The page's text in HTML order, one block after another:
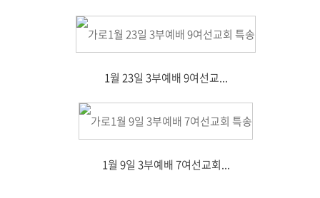
1월 23일 3부예배 9여선교...
1월 9일 3부예배 7여선교회...